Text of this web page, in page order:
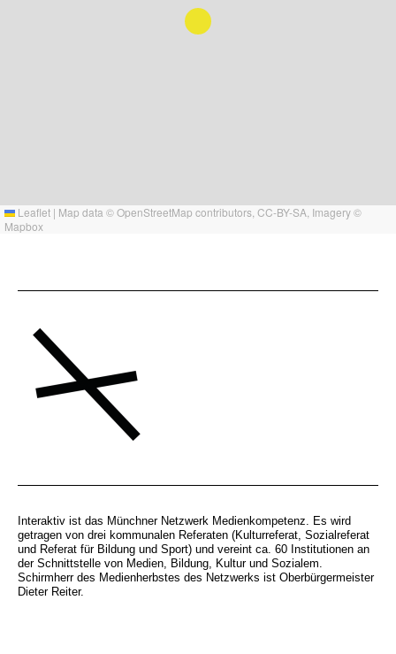
Leaflet | Map data ©OpenStreetMap contributors, CC-BY-SA , Imagery ©
Mapbox
Interaktiv ist das Münchner Netzwerk Medienkompetenz. Es wird
getragen von drei kommunalen Referaten (Kulturreferat, Sozialreferat
und Referat für Bildung und Sport) und vereint ca. 60 Institutionen an
der Schnittstelle von Medien, Bildung, Kultur und Sozialem.
Schirmherr des Medienherbstes des Netzwerks ist Oberbürgermeister
Dieter Reiter.